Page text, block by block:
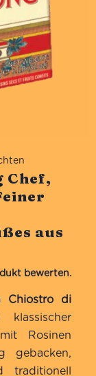
Chef,
aus
Chiostro di
Rosinen
gebacken,
traditionell